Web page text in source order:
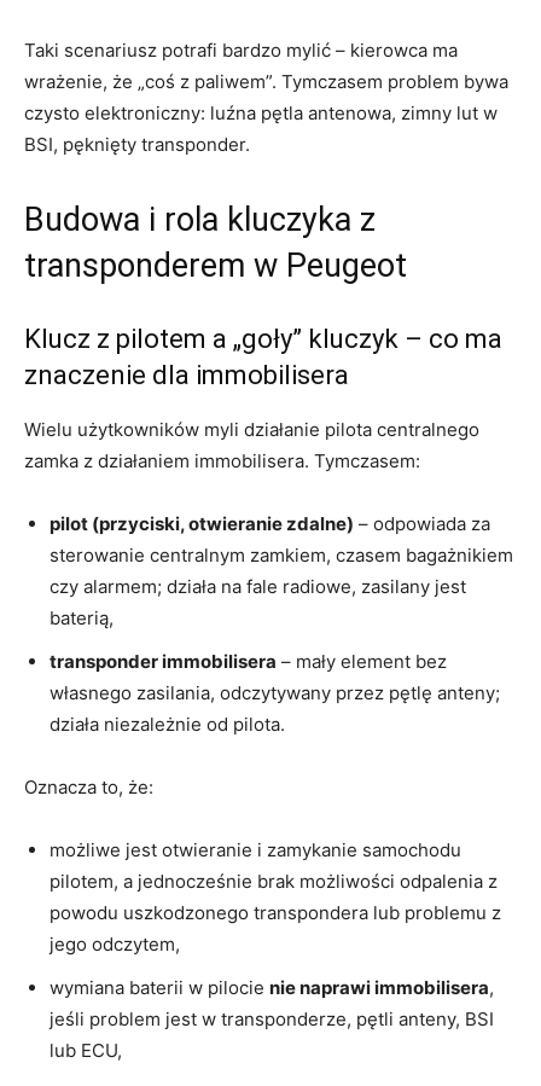
Taki scenariusz potrafi bardzo mylić – kierowca ma
wrażenie, że „coś z paliwem”. Tymczasem problem bywa
czysto elektroniczny: luźna pętla antenowa, zimny lut w
BSI, pęknięty transponder.
Budowa i rola kluczyka z
transponderem w Peugeot
Klucz z pilotem a „goły” kluczyk – co ma
znaczenie dla immobilisera
Wielu użytkowników myli działanie pilota centralnego
zamka z działaniem immobilisera. Tymczasem:
pilot (przyciski, otwieranie zdalne) – odpowiada za
sterowanie centralnym zamkiem, czasem bagażnikiem
czy alarmem; działa na fale radiowe, zasilany jest
baterią,
transponder immobilisera – mały element bez
własnego zasilania, odczytywany przez pętlę anteny;
działa niezależnie od pilota.
Oznacza to, że:
możliwe jest otwieranie i zamykanie samochodu
pilotem, a jednocześnie brak możliwości odpalenia z
powodu uszkodzonego transpondera lub problemu z
jego odczytem,
wymiana baterii w pilocie nie naprawi immobilisera,
jeśli problem jest w transponderze, pętli anteny, BSI
lub ECU,